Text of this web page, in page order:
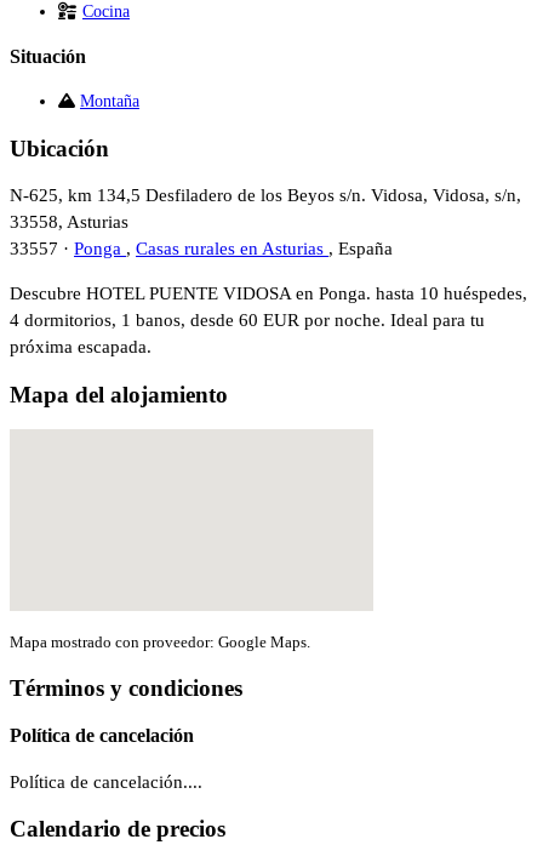
Cocina
Situación
Montaña
Ubicación
N-625, km 134,5 Desfiladero de los Beyos s/n. Vidosa, Vidosa, s/n,
33558, Asturias
33557 · Ponga , Casas rurales en Asturias , España
Descubre HOTEL PUENTE VIDOSA en Ponga. hasta 10 huéspedes,
4 dormitorios, 1 banos, desde 60 EUR por noche. Ideal para tu
próxima escapada.
Mapa del alojamiento
Mapa mostrado con proveedor: Google Maps.
Términos y condiciones
Política de cancelación
Política de cancelación....
Calendario de precios